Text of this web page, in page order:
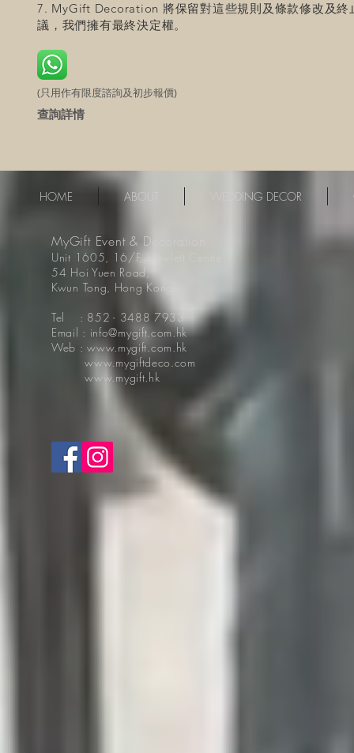
7. MyGift Decoration 將保留對這些規則及條款修改及
議，我們擁有最終決定權。
(只用作有限度諮詢及初步報價)
查詢詳情
HOME ABOUT WEDDING DECOR
MyGift Event & Decoration
Unit 1605, 16/F, Hewlett Centre,
54 Hoi Yuen Road,
Kwun Tong, Hong Kong
Tel : 852 - 3488 7933
Email : info@mygift.com.hk
Web : www.mygift.com.hk
www.mygiftdeco.com
www.mygift.hk